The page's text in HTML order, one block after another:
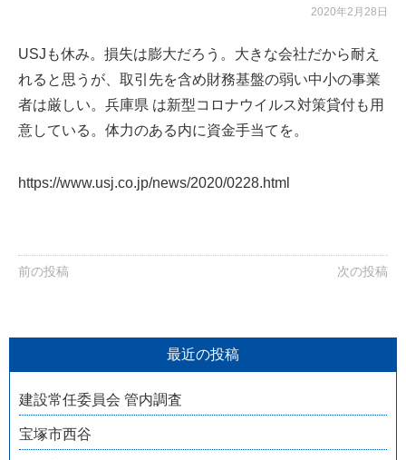
2020年2月28日
USJも休み。損失は膨大だろう。大きな会社だから耐え
れると思うが、取引先を含め財務基盤の弱い中小の事業
者は厳しい。兵庫県 は新型コロナウイルス対策貸付も用
意している。体力のある内に資金手当てを。
https://www.usj.co.jp/news/2020/0228.html
前の投稿 次の投稿
最近の投稿
建設常任委員会 管内調査
宝塚市西谷